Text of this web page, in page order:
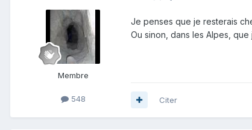
Membre
548
Je penses que je resterais
Ou sinon, dans les Alpes,
Citer